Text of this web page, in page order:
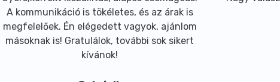
Javaslat: A termék fogyasztása nem helyettesíti a
Gyermekek elől gondosan elzárt, száraz, hűvös helyen
A kommunikáció is tökéletes, és az árak is
megfelelőek. Én elégedett vagyok, ajánlom
másoknak is! Gratulálok, további sok sikert
kívánok!